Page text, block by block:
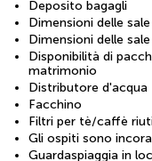
Deposito bagagli
Dimensioni delle
Dimensioni delle
Disponibilità di
matrimonio
Distributore d'acqua
Facchino
Filtri per tè/caffè
Gli ospiti sono
Guardaspiaggia in